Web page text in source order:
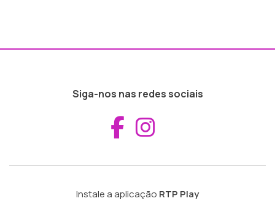
Siga-nos nas redes sociais
Aceder ao
Instale a aplicação RTP Play